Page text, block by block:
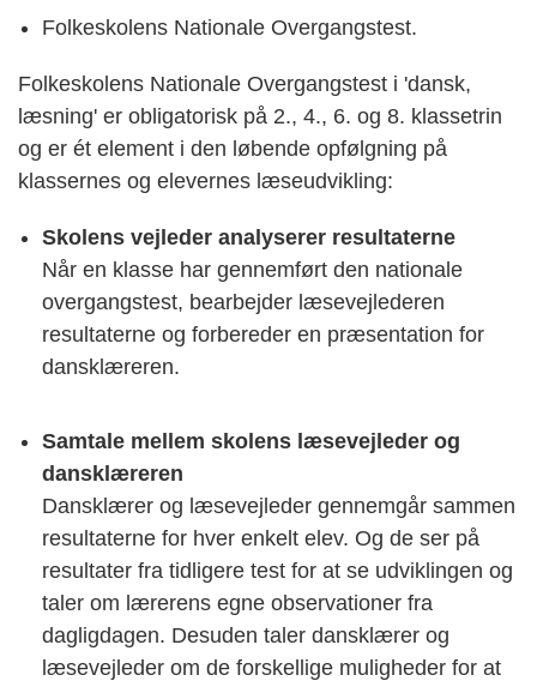
Folkeskolens Nationale Overgangstest.
Folkeskolens Nationale Overgangstest i 'dansk,
læsning' er obligatorisk på 2., 4., 6. og 8. klassetrin
og er ét element i den løbende opfølgning på
klassernes og elevernes læseudvikling:
Skolens vejleder analyserer resultaterne
Når en klasse har gennemført den nationale
overgangstest, bearbejder læsevejlederen
resultaterne og forbereder en præsentation for
dansklæreren.
Samtale mellem skolens læsevejleder og
dansklæreren
Dansklærer og læsevejleder gennemgår sammen
resultaterne for hver enkelt elev. Og de ser på
resultater fra tidligere test for at se udviklingen og
taler om lærerens egne observationer fra
dagligdagen. Desuden taler dansklærer og
læsevejleder om de forskellige muligheder for at